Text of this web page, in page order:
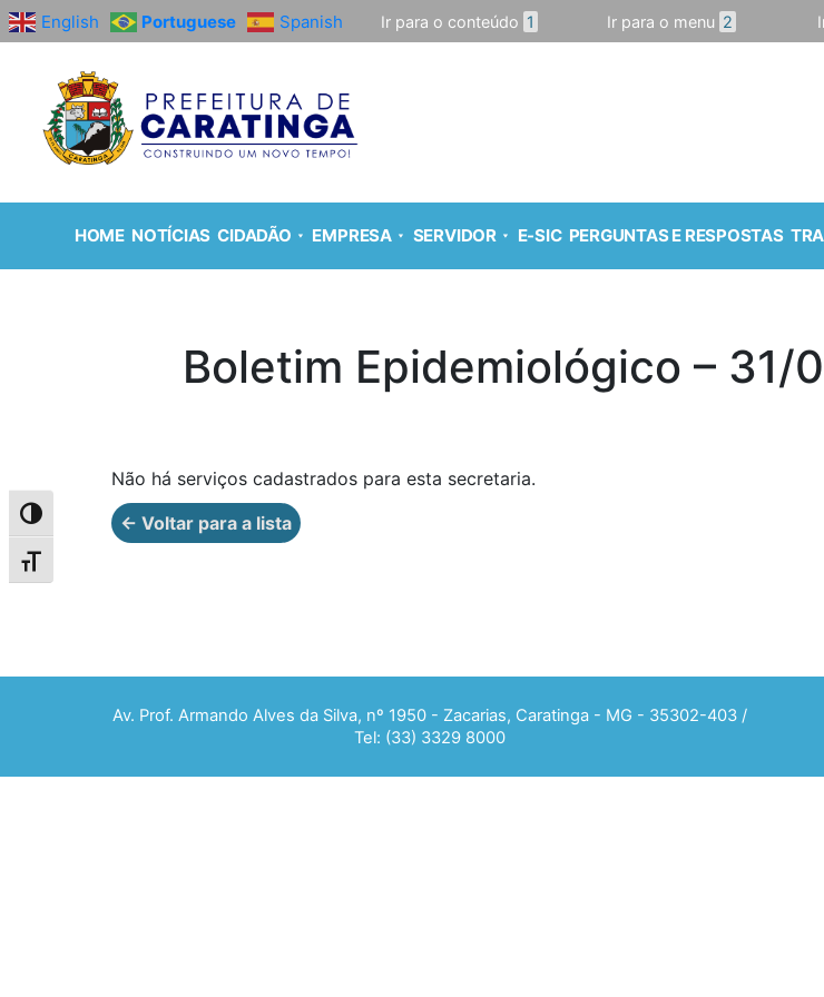
Alternar alto contraste
Alternar tamanho da fonte
English Portuguese Spanish Ir para o conteúdo 1 Ir para o menu 2
HOME NOTÍCIAS CIDADÃO EMPRESA SERVIDOR E-SIC PERGUNTAS E RESPOSTAS
Boletim Epidemiológico – 31/
Não há serviços cadastrados para esta secretaria.
← Voltar para a lista
Av. Prof. Armando Alves da Silva, nº 1950 - Zacarias, Caratinga - MG - 35302-403 /
Tel: (33) 3329 8000